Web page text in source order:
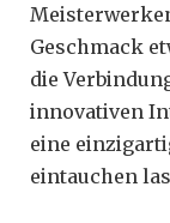
Geschmack
die
innovativen
eine
eintauchen